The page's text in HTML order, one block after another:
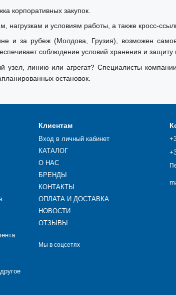
корпоративных закупок.
нагрузкам и условиям работы, а также кросс-
и за рубеж (Молдова, Грузия), возможен
соблюдение условий хранения и защиту
линию или агрегат? Специалисты
остановок.
Клиентам
Вход в личный кабинет
КАТАЛОГ
О НАС
БРЕНДЫ
КОНТАКТЫ
ОПЛАТА И ДОСТАВКА
НОВОСТИ
ОТЗЫВЫ
Мы в соцсетях